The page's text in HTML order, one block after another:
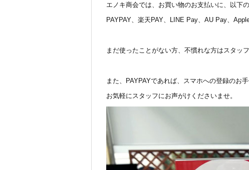
エノキ商会では、お買い物のお支払いに、以下
PAYPAY、楽天PAY、LINE Pay、AU Pay、
まだ使ったことがない方、不慣れな方はスタッ
また、PAYPAYであれば、スマホへの登録のお
お気軽にスタッフにお声がけくださいませ。